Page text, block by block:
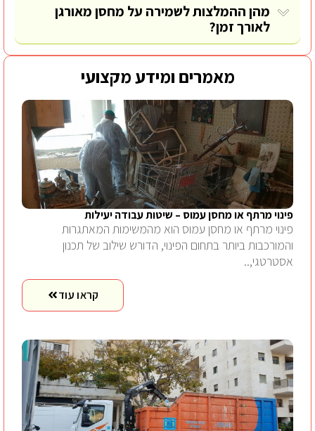
מהן ההמלצות לשמירה על מחסן מאורגן
לאורך זמן?
מאמרים ומידע מקצועי
פינוי מרתף או מחסן עמוס – שיטות עבודה יעילות
פינוי מרתף או מחסן עמוס הוא מהמשימות המאתגרות
והמורכבות ביותר בתחום הפינוי, הדורש שילוב של תכנון
אסטרטגי,..
קראו עוד